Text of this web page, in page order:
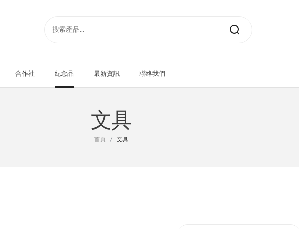
合作社 紀念品 最新資訊 聯絡我們
文具
首頁 / 文具